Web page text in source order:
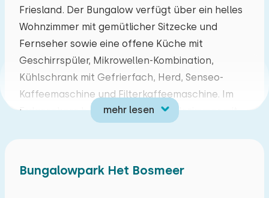
Friesland. Der Bungalow verfügt über ein helles
Wohnzimmer mit gemütlicher Sitzecke und
Fernseher sowie eine offene Küche mit
Geschirrspüler, Mikrowellen-Kombination,
Kühlschrank mit Gefrierfach, Herd, Senseo-
Kaffeemaschine und Filterkaffeemaschine. Im
Erdgeschoss befinden sich ein Badezimmer mit
eines mit Doppelbett und Waschbecken und
mehr lesen
03 04 05 06 07 08 09
10 11 12 13 14 15
17 18 19 20 21 22
Bungalowpark Het Bosmeer